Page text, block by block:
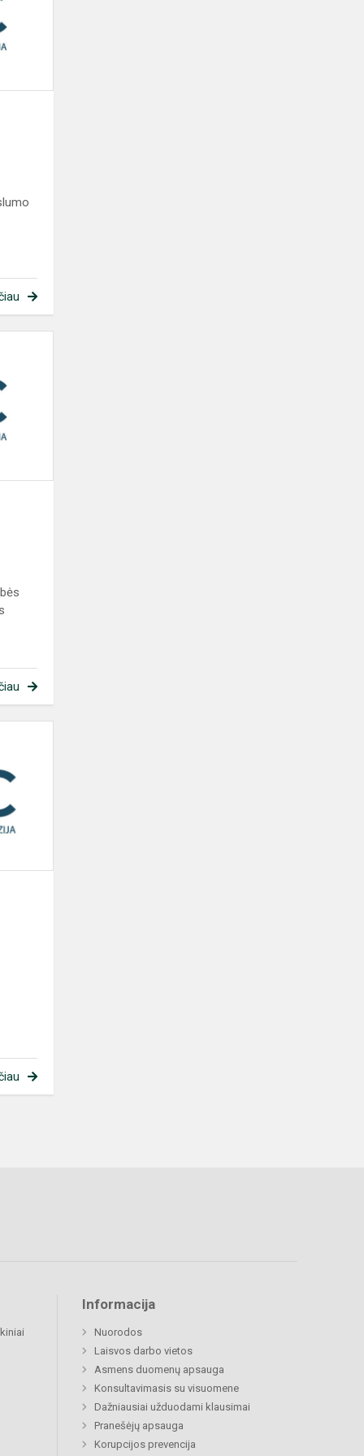
Informacija
Nuorodos
Laisvos darbo vietos
Asmens duomenų apsauga
Konsultavimasis su visuomene
Dažniausiai užduodami klausimai
Pranešėjų apsauga
Korupcijos prevencija